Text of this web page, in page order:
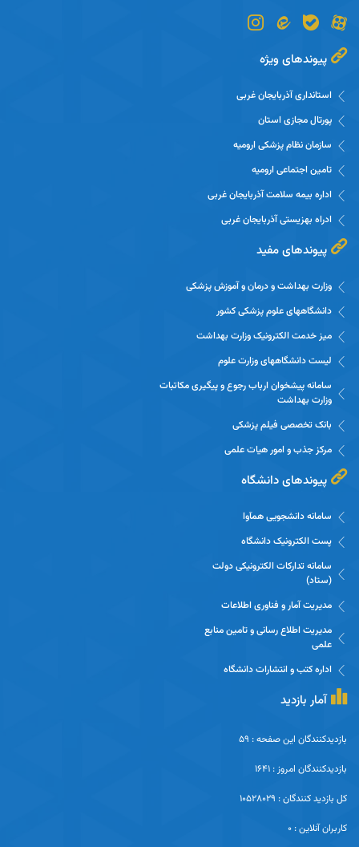
پیوندهای ویژه
استانداری آذربایجان غربی
پورتال مجازی استان
سازمان نظام پزشکی ارومیه
تامین اجتماعی ارومیه
اداره بیمه سلامت آذربایجان غربی
ادراه بهزیستی آذربایجان غربی
پیوندهای مفید
وزارت بهداشت و درمان و آموزش پزشکی
دانشگاههای علوم پزشکی کشور
میز خدمت الکترونیک وزارت بهداشت
لیست دانشگاههای وزارت علوم
سامانه پیشخوان ارباب رجوع و پیگیری مکاتبات
وزارت بهداشت
بانک تخصصی فیلم پزشکی
مرکز جذب و امور هیات علمی
پیوندهای دانشگاه
سامانه دانشجویی همآوا
پست الکترونیک دانشگاه
سامانه تدارکات الکترونیکی دولت
(ستاد)
مدیریت آمار و فناوری اطلاعات
مدیریت اطلاع رسانی و تامین منابع
علمی
اداره کتب و انتشارات دانشگاه
آمار بازدید
بازدیدکنندگان این صفحه : 59
بازدیدکنندگان امروز : 1641
کل بازدید کنندگان : 10528029
کاربران آنلاین : 0